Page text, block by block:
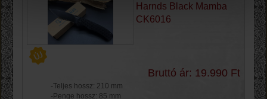
Harnds Black Mamba
CK6016
Bruttó ár: 19.990 Ft
-Teljes hossz: 210 mm
-Penge hossz: 85 mm